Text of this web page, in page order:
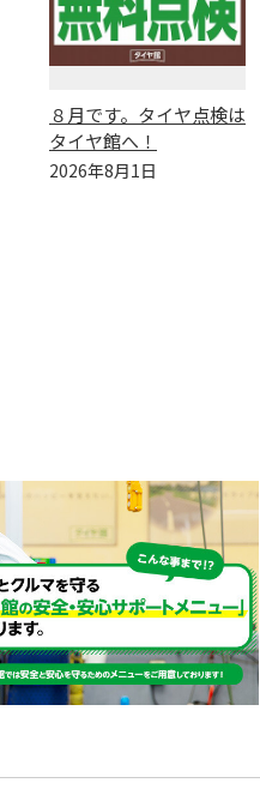
８月です。タイヤ点検は
タイヤ館へ！
2026年8月1日